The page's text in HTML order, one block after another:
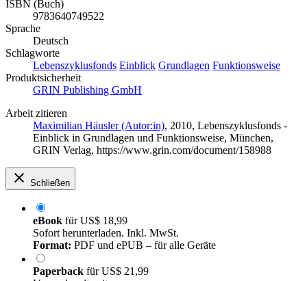
ISBN (Buch)
9783640749522
Sprache
Deutsch
Schlagworte
Lebenszyklusfonds Einblick Grundlagen Funktionsweise
Produktsicherheit
GRIN Publishing GmbH
Arbeit zitieren
Maximilian Häusler (Autor:in), 2010, Lebenszyklusfonds -
Einblick in Grundlagen und Funktionsweise, München,
GRIN Verlag, https://www.grin.com/document/158988
Schließen
eBook fürUS$ 18,99
Sofort herunterladen. Inkl. MwSt.
Format: PDF und ePUB – für alle Geräte
Paperback fürUS$ 21,99